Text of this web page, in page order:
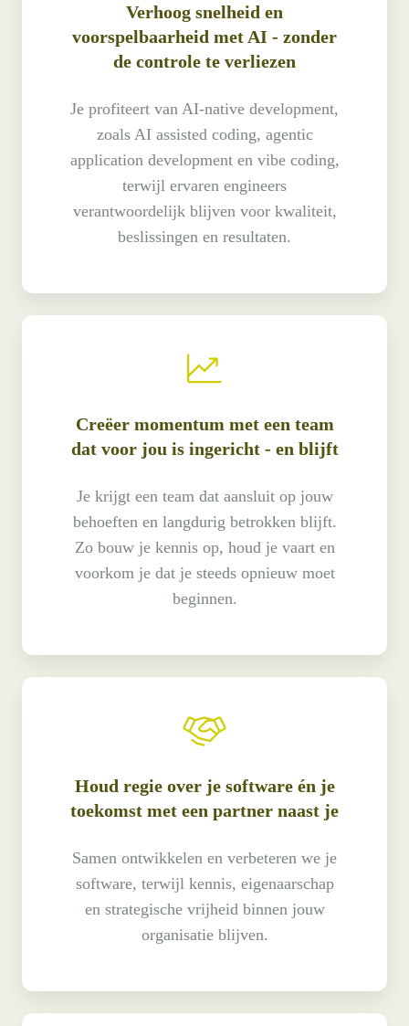
Verhoog snelheid en
voorspelbaarheid met AI - zonder
de controle te verliezen
Je profiteert van AI-native development,
zoals AI assisted coding, agentic
application development en vibe coding,
terwijl ervaren engineers
verantwoordelijk blijven voor kwaliteit,
beslissingen en resultaten.
Creëer momentum met een team
dat voor jou is ingericht - en blijft
Je krijgt een team dat aansluit op jouw
behoeften en langdurig betrokken blijft.
Zo bouw je kennis op, houd je vaart en
voorkom je dat je steeds opnieuw moet
beginnen.
Houd regie over je software én je
toekomst met een partner naast je
Samen ontwikkelen en verbeteren we je
software, terwijl kennis, eigenaarschap
en strategische vrijheid binnen jouw
organisatie blijven.